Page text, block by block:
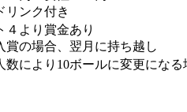
リンク付き
４より賞金あり
賞の場合、翌月に持ち越し
数により10ボールに変更にな